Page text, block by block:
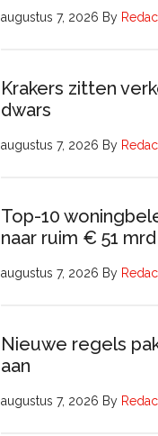
augustus 7, 2026 By
Krakers zitten
dwars
augustus 7, 2026 By
Top-10
naar ruim € 51 mrd
augustus 7, 2026 By
Nieuwe regels
aan
augustus 7, 2026 By